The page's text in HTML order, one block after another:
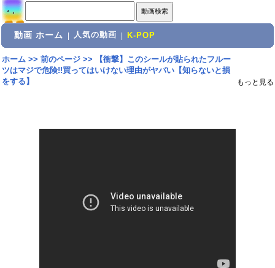
動画 ホーム 人気の動画 K-POP
ホーム>> 前のページ>>
【衝撃】このシールが貼られたフルー
ツはマジで危険!!買ってはいけない理由がヤバい【知らないと損
をする】
もっと見る